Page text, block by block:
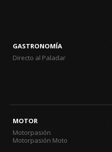
GASTRONOMÍA
Directo al Paladar
MOTOR
Motorpasión
Motorpasión Moto